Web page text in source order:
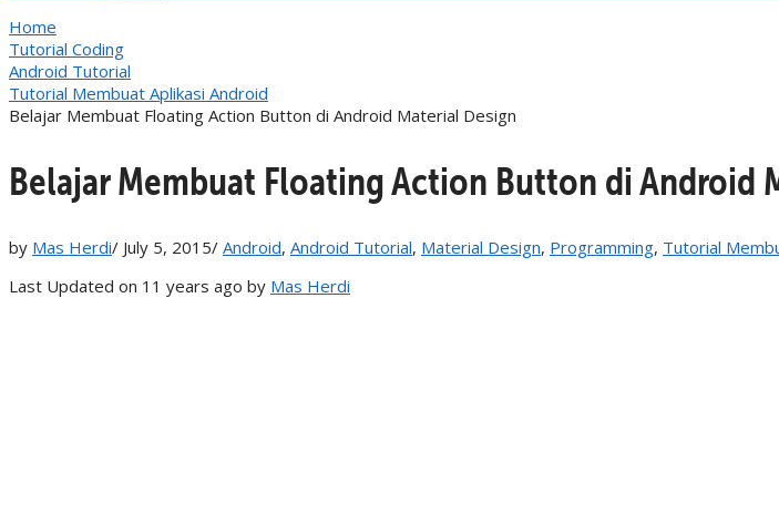
Home
Tutorial Coding
Android Tutorial
Tutorial Membuat Aplikasi Android
Belajar Membuat Floating Action Button di Android Material Design
Belajar Membuat Floating Action Button di Android
by Mas Herdi/ July 5, 2015/ Android, Android Tutorial, Material Design, Programming, Tutorial
Last Updated on 11 years ago by Mas Herdi